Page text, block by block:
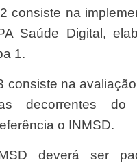
consiste na
Saúde Digital,
1.
consiste na
decorrentes do
o INMSD.
deverá ser